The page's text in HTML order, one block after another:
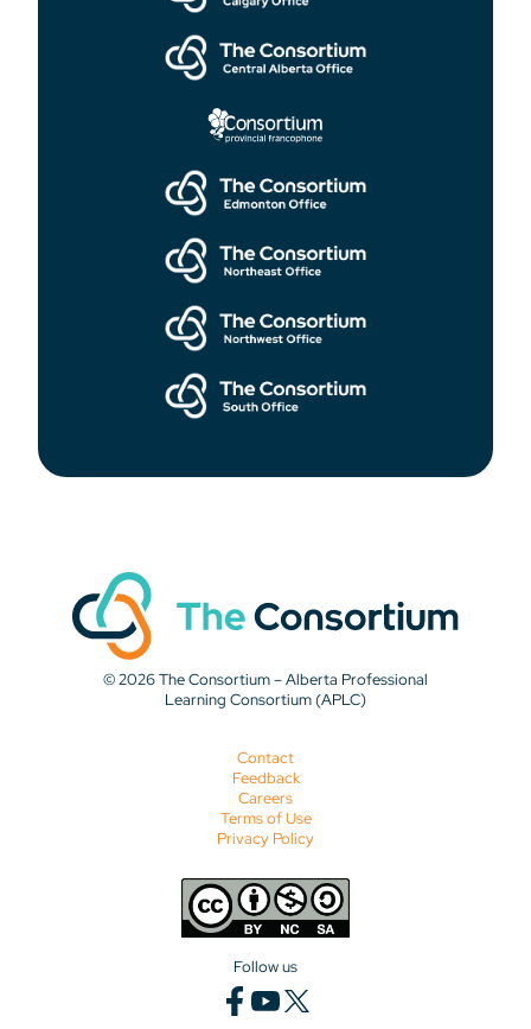
© 2026 The Consortium – Alberta Professional
Learning Consortium (APLC)
Contact
Feedback
Careers
Terms of Use
Privacy Policy
Follow us